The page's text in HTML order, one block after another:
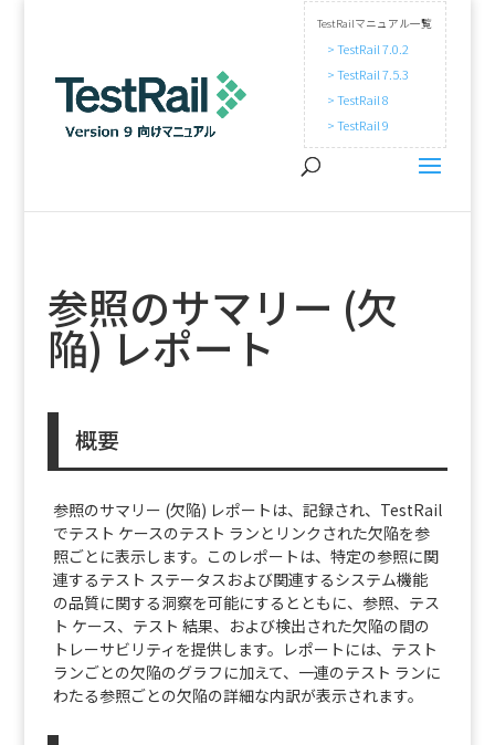
TestRailマニュアル一覧
> TestRail 7.0.2
> TestRail 7.5.3
> TestRail 8
> TestRail 9
参照のサマリー (欠
陥) レポート
概要
参照のサマリー (欠陥) レポートは、記録され、TestRail
でテスト ケースのテスト ランとリンクされた欠陥を参
照ごとに表示します。このレポートは、特定の参照に関
連するテスト ステータスおよび関連するシステム機能
の品質に関する洞察を可能にするとともに、参照、テス
ト ケース、テスト 結果、および検出された欠陥の間の
トレーサビリティを提供します。レポートには、テスト
ランごとの欠陥のグラフに加えて、一連のテスト ランに
わたる参照ごとの欠陥の詳細な内訳が表示されます。